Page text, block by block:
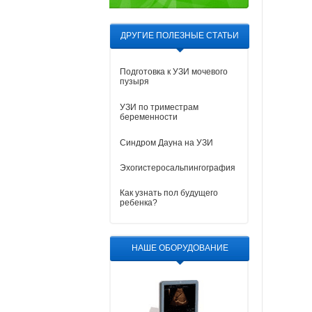
ДРУГИЕ ПОЛЕЗНЫЕ СТАТЬИ
Подготовка к УЗИ мочевого
пузыря
УЗИ по триместрам
беременности
Синдром Дауна на УЗИ
Эхогистеросальпингография
Как узнать пол будущего
ребенка?
НАШЕ ОБОРУДОВАНИЕ